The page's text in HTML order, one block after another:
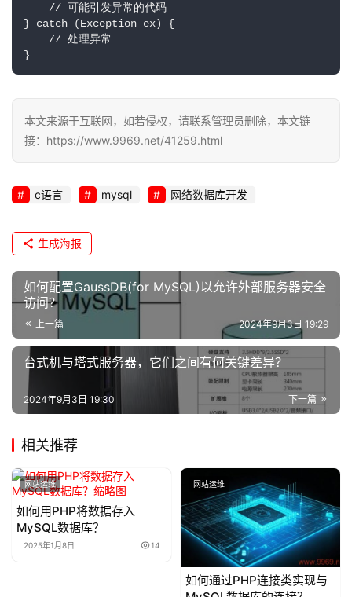
    // 可能引发异常的代码
} catch (Exception ex) {
    // 处理异常
}
本文来源于互联网，如若侵权，请联系管理员删除，本文链
接：https://www.9969.net/41259.html
c语言 mysql 网络数据库开发
生成海报
如何配置GaussDB(for MySQL)以允许外部服务器安全
访问？
上一篇 2024年9月3日 19:29
台式机与塔式服务器，它们之间有何关键差异？
下一篇
2024年9月3日 19:30
相关推荐
网站运维
如何用PHP将数据存入
MySQL数据库？
2025年1月8日 14
网站运维
如何通过PHP连接类实现与